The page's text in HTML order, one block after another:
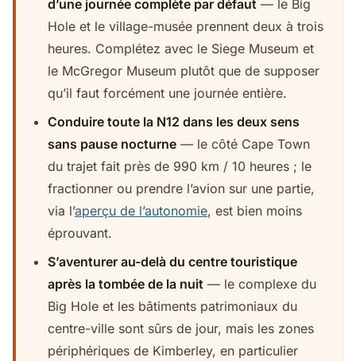
d’une journée complète par défaut — le Big
Hole et le village-musée prennent deux à trois
heures. Complétez avec le Siege Museum et
le McGregor Museum plutôt que de supposer
qu’il faut forcément une journée entière.
Conduire toute la N12 dans les deux sens
sans pause nocturne — le côté Cape Town
du trajet fait près de 990 km / 10 heures ; le
fractionner ou prendre l’avion sur une partie,
via l’aperçu de l’autonomie, est bien moins
éprouvant.
S’aventurer au-delà du centre touristique
après la tombée de la nuit — le complexe du
Big Hole et les bâtiments patrimoniaux du
centre-ville sont sûrs de jour, mais les zones
périphériques de Kimberley, en particulier